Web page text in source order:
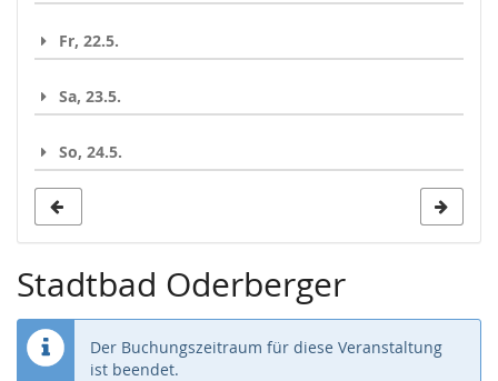
Fr, 22.5.
Sa, 23.5.
So, 24.5.
Stadtbad Oderberger
Der Buchungszeitraum für diese Veranstaltung
ist beendet.